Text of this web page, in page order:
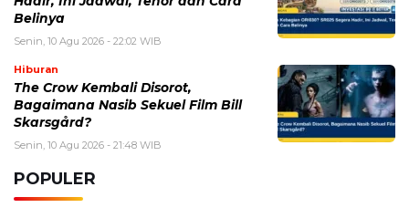
Sabtu, 8 Agustus 2026 - 21:52 WIB
Prabowo Ultimatum Gubernur hingga Kades: Tak Bisa
Bangun Jembatan, Presiden Turun Tangan
Sabtu, 8 Agustus 2026 - 21:47 WIB
Jawa Tengah Mulai Bidik Peluang Bisnis di IKN, Furnitur
Jepara hingga Bank Jateng Bisa Masuk
Sabtu, 8 Agustus 2026 - 21:09 WIB
Trump Kembali Incar Lisa Cook, Gubernur The Fed